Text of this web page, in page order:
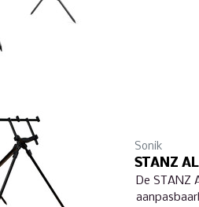
Sonik
STANZ
De STANZ